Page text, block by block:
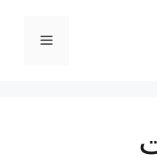
القائمة